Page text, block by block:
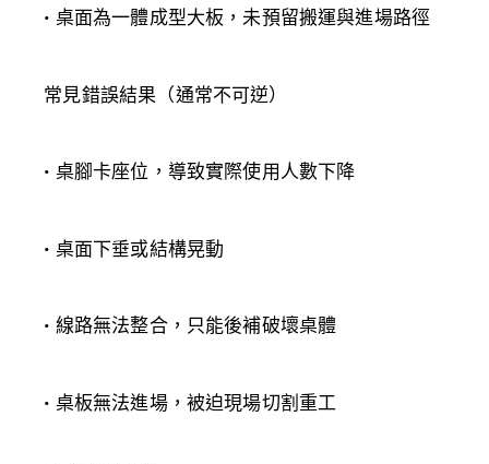
• 桌面為一體成型大板，未預留搬運與進場路徑
常見錯誤結果（通常不可逆）
• 桌腳卡座位，導致實際使用人數下降
• 桌面下垂或結構晃動
• 線路無法整合，只能後補破壞桌體
• 桌板無法進場，被迫現場切割重工